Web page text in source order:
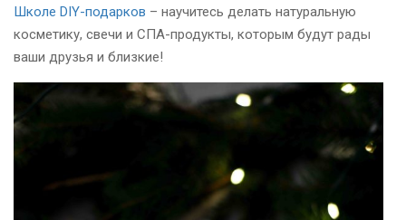
Школе DIY-подарков – научитесь делать натуральную
косметику, свечи и СПА-продукты, которым будут рады
ваши друзья и близкие!